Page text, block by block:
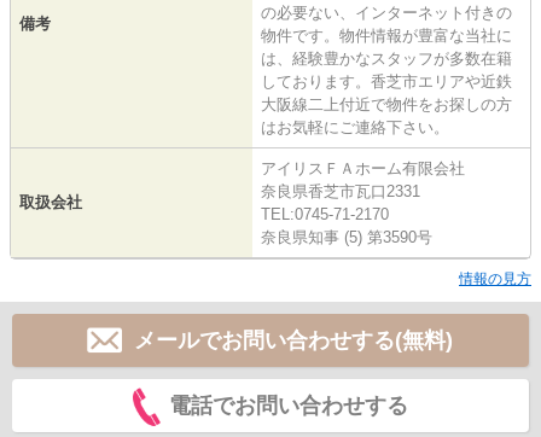
備考
の必要ない、インターネット付きの
物件です。物件情報が豊富な当社に
は、経験豊かなスタッフが多数在籍
しております。香芝市エリアや近鉄
大阪線二上付近で物件をお探しの方
はお気軽にご連絡下さい。
取扱会社
アイリスＦＡホーム有限会社
奈良県香芝市瓦口2331
TEL:0745-71-2170
奈良県知事 (5) 第3590号
情報の見方
メールでお問い合わせする(無料)
電話でお問い合わせする